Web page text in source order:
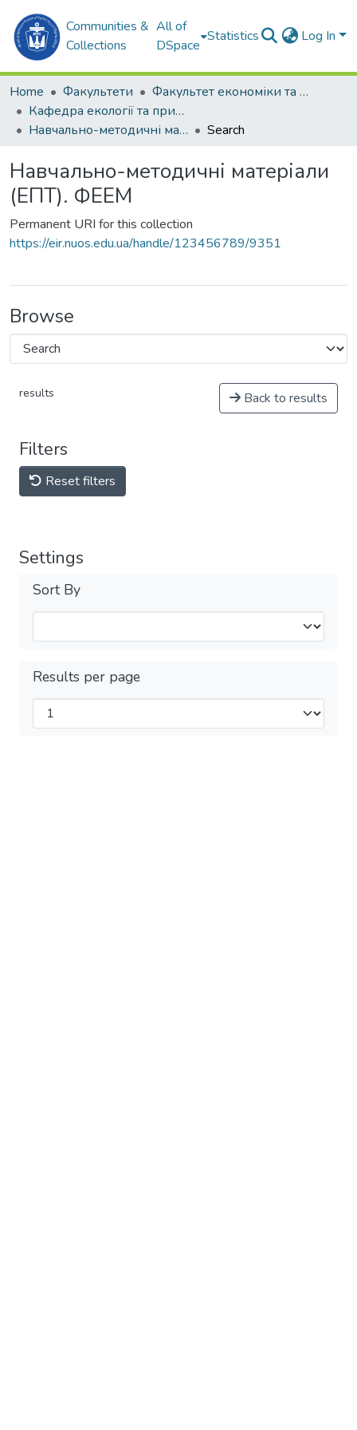
Communities &
Collections
All of
DSpace
Statistics Log In
Home Факультети
Факультет економіки та екології моря (ФЕЕМ)
Кафедра екології та природоохоронних технологій (ЕПТ)
Навчально-методичні матеріали (ЕПТ). ФЕЕМ
Search
Навчально-методичні матеріали
(ЕПТ). ФЕЕМ
Permanent URI for this collection
https://eir.nuos.edu.ua/handle/123456789/9351
Browse
results Back to results
Filters
Reset filters
Settings
Sort By
Results per page